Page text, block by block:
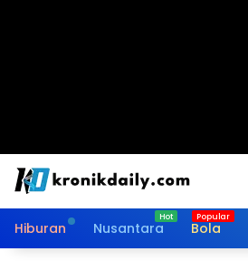
Hiburan Nusantara Bola